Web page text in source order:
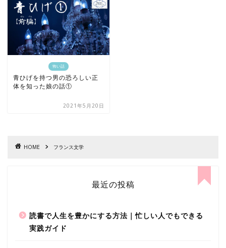
怖い話
青ひげを持つ男の恐ろしい正
体を知った娘の話①
2021年5月20日
HOME フランス文学
最近の投稿
読書で人生を豊かにする方法｜忙しい人でもできる
実践ガイド